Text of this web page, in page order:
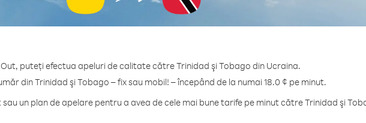
Out, puteți efectua apeluri de calitate către Trinidad şi Tobago din Ucraina.
din Trinidad şi Tobago – fix sau mobil! – începând de la numai 18.0 ¢ pe minut.
un plan de apelare pentru a avea de cele mai bune tarife pe minut către Trinidad şi